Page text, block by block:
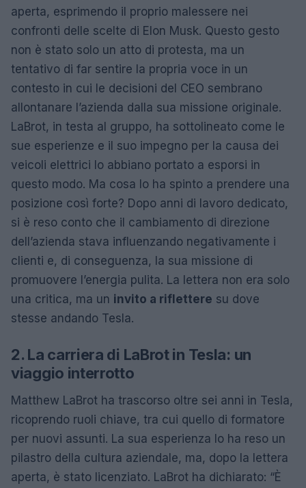
aperta, esprimendo il proprio malessere nei
confronti delle scelte di Elon Musk. Questo gesto
non è stato solo un atto di protesta, ma un
tentativo di far sentire la propria voce in un
contesto in cui le decisioni del CEO sembrano
allontanare l’azienda dalla sua missione originale.
LaBrot, in testa al gruppo, ha sottolineato come le
sue esperienze e il suo impegno per la causa dei
veicoli elettrici lo abbiano portato a esporsi in
questo modo. Ma cosa lo ha spinto a prendere una
posizione così forte? Dopo anni di lavoro dedicato,
si è reso conto che il cambiamento di direzione
dell’azienda stava influenzando negativamente i
clienti e, di conseguenza, la sua missione di
promuovere l’energia pulita. La lettera non era solo
una critica, ma un invito a riflettere su dove
stesse andando Tesla.
2. La carriera di LaBrot in Tesla: un
viaggio interrotto
Matthew LaBrot ha trascorso oltre sei anni in Tesla,
ricoprendo ruoli chiave, tra cui quello di formatore
per nuovi assunti. La sua esperienza lo ha reso un
pilastro della cultura aziendale, ma, dopo la lettera
aperta, è stato licenziato. LaBrot ha dichiarato: “È